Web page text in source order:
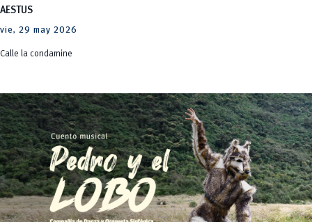
AESTUS
vie, 29 may 2026
Calle la condamine